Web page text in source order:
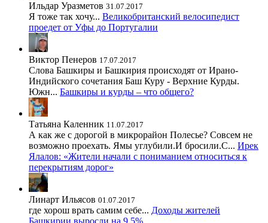
Ильдар Уразметов 31.07.2017
Я тоже так хочу... Великобританский велосипедист
проедет от Уфы до Португалии
Виктор Пенеров 17.07.2017
Слова Башкиры и Башкирия происходят от Ирано-
Индийского сочетания Баш Куру - Верхние Курды.
Южн... Башкиры и курды – что общего?
Татьяна Каленник 11.07.2017
А как же с дорогой в микрорайон Полесье? Совсем не
возможно проехать. Ямы углубили.И бросили.С... Ирек
Ялалов: «Жители начали с пониманием относиться к
перекрытиям дорог»
Линарт Ильясов 01.07.2017
где хорош врать самим себе... Доходы жителей